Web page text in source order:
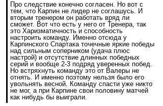
Про следствие конечно согласен. Но вот с
тем, что Карпин не лидер не соглашусь. И
вторым тренером он работать вряд ли
сможет. Вот что есть у него от Тренера, так
это Харизматичность и способность
настроить команду. Именно отсюда у
Карпинского Спартака точечные яркие победы
над сильным соперником (удача плюс
настрой) и отсутствие длинных победных
серий и вообще 2-3 подряд уверенных побед.
Но встряхнуть команду это от Валеры не
отнять. И именно поэтому нельзя было его
увольнять весной. Команду спасти уже никто
не мог, а при Карпине свои половину матчей
как нибудь бы выиграли.